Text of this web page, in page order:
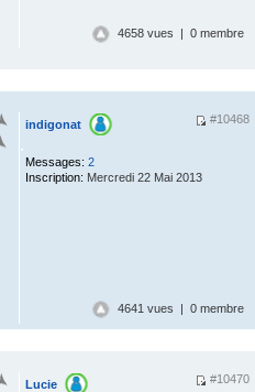
4658 vues | 0 membre
#10468
indigonat
.
Messages: 2
Inscription: Mercredi 22 Mai 2013
4641 vues | 0 membre
#10470
Lucie